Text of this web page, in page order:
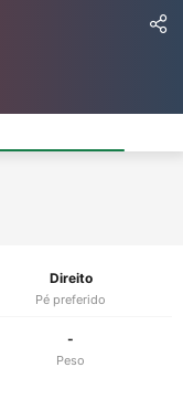
Direito
Pé preferido
-
Peso